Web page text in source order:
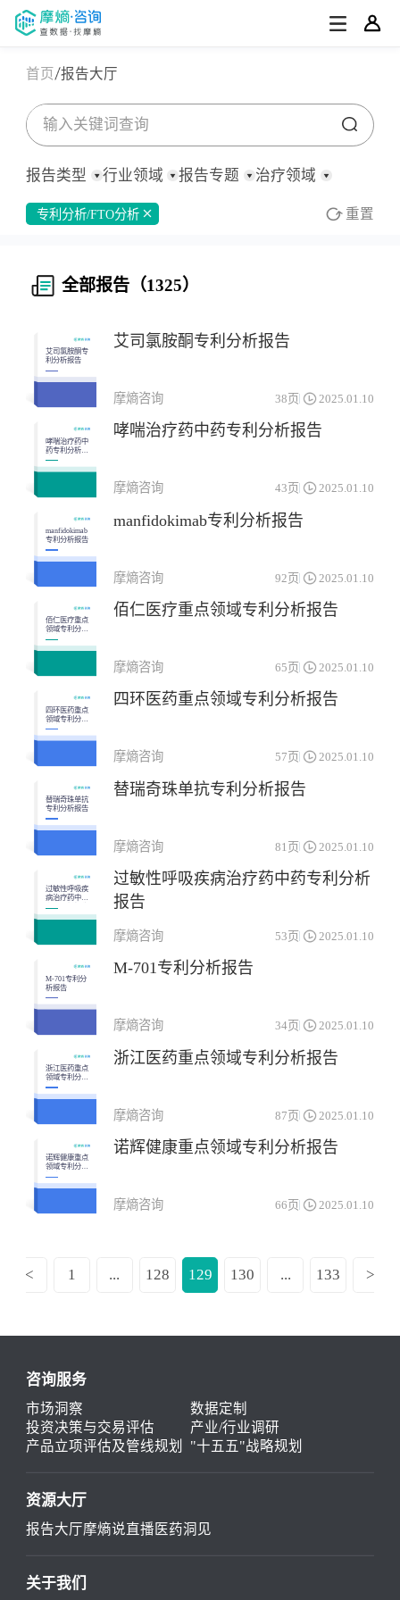
首页 报告大厅
报告类型 行业领域 报告专题 治疗领域
全部
定制化报告
全部
医疗器械
全部
集采分析
投融资
立项评估
技术平台研究
全部
财报
全部
其他
心血管系统药物
感觉系统药物
免疫机能调节药物
杂类
生殖泌尿系统和性激素类药物
神经系统药物
系统用抗感染药物
血液和造血系统药物
专利分析/FTO分析 重置
全部报告（1325）
艾司氯胺酮专
利分析报告
艾司氯胺酮专利分析报告
摩熵咨询 38页 2025.01.10
哮喘治疗药中
药专利分析报
告
哮喘治疗药中药专利分析报告
摩熵咨询 43页 2025.01.10
manfidokimab
专利分析报告
manfidokimab专利分析报告
摩熵咨询 92页 2025.01.10
佰仁医疗重点
领域专利分析
报告
佰仁医疗重点领域专利分析报告
摩熵咨询 65页 2025.01.10
四环医药重点
领域专利分析
报告
四环医药重点领域专利分析报告
摩熵咨询 57页 2025.01.10
替瑞奇珠单抗
专利分析报告
替瑞奇珠单抗专利分析报告
摩熵咨询 81页 2025.01.10
过敏性呼吸疾
病治疗药中药
专利分析报告
过敏性呼吸疾病治疗药中药专利分析
报告
摩熵咨询 53页 2025.01.10
M-701专利分
析报告
M-701专利分析报告
摩熵咨询 34页 2025.01.10
浙江医药重点
领域专利分析
报告
浙江医药重点领域专利分析报告
摩熵咨询 87页 2025.01.10
诺辉健康重点
领域专利分析
报告
诺辉健康重点领域专利分析报告
摩熵咨询 66页 2025.01.10
< 1 ... 128 129 130 ... 133 >
咨询服务
市场洞察
数据定制
投资决策与交易评估
产业/行业调研
产品立项评估及管线规划
"十五五"战略规划
资源大厅
报告大厅摩熵说直播 医药洞见
关于我们